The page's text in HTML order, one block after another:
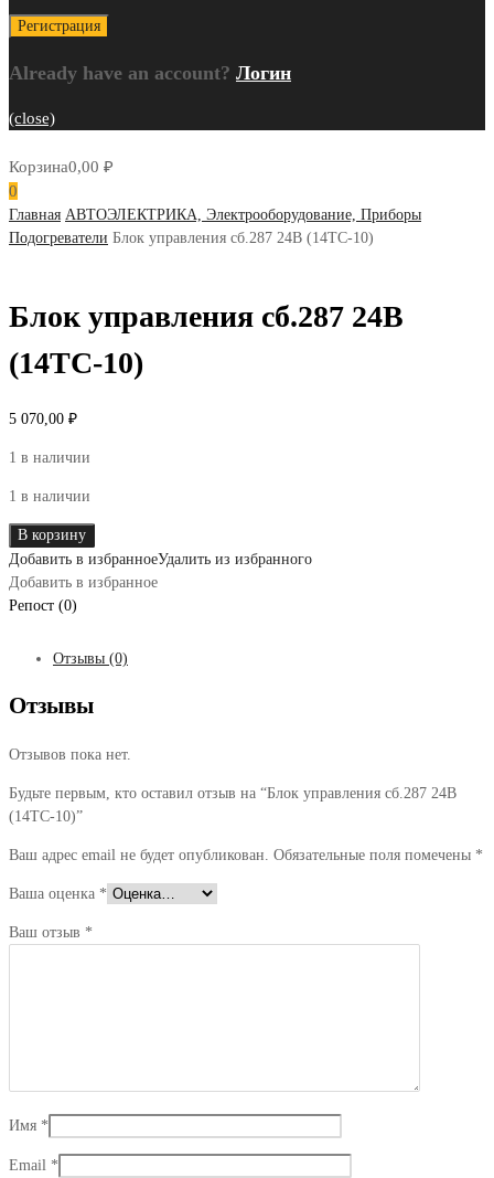
Already have an account? Логин
(close)
Корзина0,00 ₽
0
Главная АВТОЭЛЕКТРИКА, Электрооборудование, Приборы
Подогреватели Блок управления сб.287 24В (14ТС-10)
Блок управления сб.287 24В
(14ТС-10)
5 070,00 ₽
1 в наличии
1 в наличии
Количество
товара
Блок
управления
В корзину
Добавить в избранноеУдалить из избранного
Добавить в избранное
Репост (0)
Отзывы (0)
Отзывы
Отзывов пока нет.
Будьте первым, кто оставил отзыв на “Блок управления сб.287 24В
(14ТС-10)”
Ваш адрес email не будет опубликован. Обязательные поля помечены *
Ваша оценка *
Ваш отзыв *
Имя *
Email *